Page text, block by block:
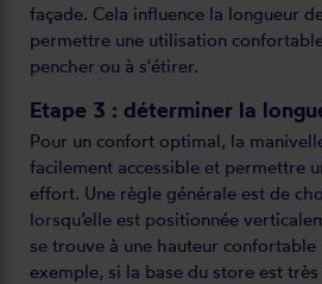
façade. Cela influence la longueur
permettre une utilisation
pencher ou à s'étirer.
Etape 3 : déterminer la
Pour un confort optimal, la
facilement accessible et permettre
effort. Une règle générale est de
lorsqu’elle est positionnée
se trouve à une hauteur
exemple, si la base du store est